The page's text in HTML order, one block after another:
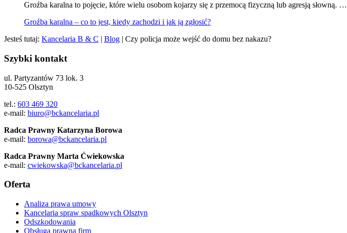
Groźba karalna to pojęcie, które wielu osobom kojarzy się z przemocą fizyczną lub agresją słowną. …
Groźba karalna – co to jest, kiedy zachodzi i jak ją zgłosić?
Jesteś tutaj: Kancelaria B & C | Blog | Czy policja może wejść do domu bez nakazu?
Szybki kontakt
ul. Partyzantów 73 lok. 3
10-525 Olsztyn
tel.: 603 469 320
e-mail: biuro@bckancelaria.pl
Radca Prawny Katarzyna Borowa
e-mail: borowa@bckancelaria.pl
Radca Prawny Marta Ćwiekowska
e-mail: cwiekowska@bckancelaria.pl
Oferta
Analiza prawa umowy
Kancelaria spraw spadkowych Olsztyn
Odszkodowania
Obsługa prawna firm